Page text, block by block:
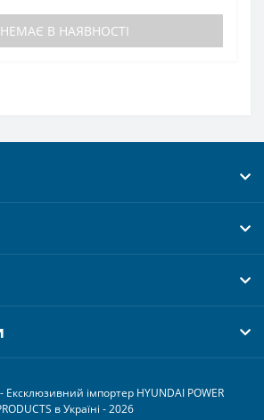
НЕМАЄ В НАЯВНОСТІ
імпортер HYUNDAI POWER
в Україні - 2026